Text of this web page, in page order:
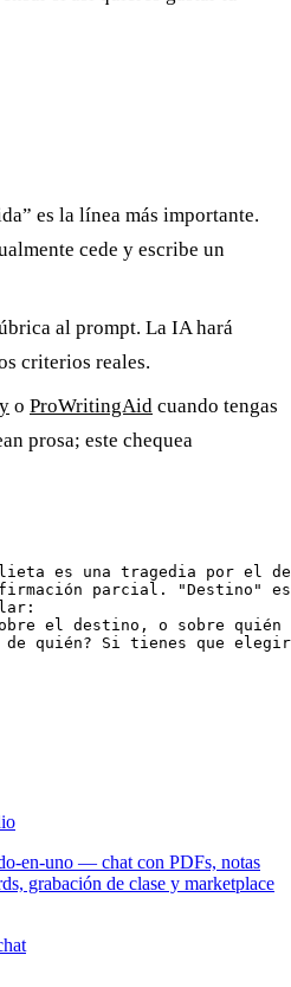
es la línea más importante.
cede y escribe un
al prompt. La IA hará
criterios reales.
o ProWritingAid cuando tengas
prosa; este chequea
es una tragedia por el
parcial. "Destino"
el destino, o sobre
quién? Si tienes que
en-uno — chat con PDFs, notas
grabación de clase y marketplace